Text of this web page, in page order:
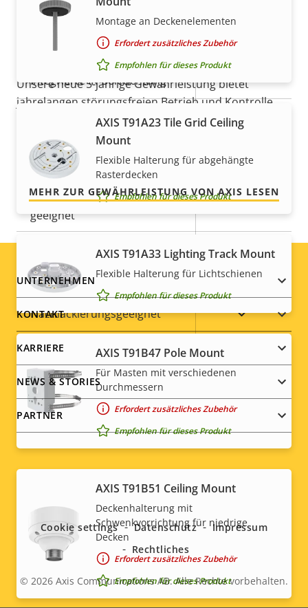
Eigentumsbeschreibung Eigentumswert
Remote-Fokus
Remote-Zoom
Integrierte IR-Beleuchtung Ja
Lokaler Speicher
(Speicherkarteneinschub)
Betriebstemperatur 0 to 50 °C
Für den Außenbereich
geeignet
–
Vandalismus-Schutzklasse -
IP-Schutzklasse IP42
Nachlackierungsgeeignet Ja
Nachhaltigkeit PVC free
Montage an Deckenelementen
Erfordert zusätzliches Zubehör
Empfohlen für dieses Produkt
AXIS T91A23 Tile Grid Ceiling
Mount
Flexible Halterung für abgehängte
Rasterdecken
Empfohlen für dieses Produkt
AXIS T91A33 Lighting Track Mount
Flexible Halterung für Lichtschienen
Empfohlen für dieses Produkt
AXIS T91B47 Pole Mount
Für Masten mit verschiedenen
Durchmessern
Erfordert zusätzliches Zubehör
Empfohlen für dieses Produkt
AXIS T91B51 Ceiling Mount
Deckenhalterung mit
Schwenkvorrichtung für niedrige
Decken
Erfordert zusätzliches Zubehör
Empfohlen für dieses Produkt
5-Jahres-Gewährleistung für
ein sicheres Gefühl
Unsere neue 5-jährige Gewährleistung bietet
jahrelangen störungsfreien Betrieb und Kontrolle
über Ihre Kosten. Es gibt keine Überraschungen im
Kleingedruckten – was wir versprechen, ist genau
das, was Sie bekommen.
MEHR ZUR GEWÄHRLEISTUNG VON AXIS LESEN
Footer
menu
UNTERNEHMEN
KONTAKT
KARRIERE
NEWS & STORIES
PARTNER
Social
menu
Legal
© 2026 Axis Communications AB. Alle Rechte vorbehalten.
Cookie settings Datenschutz
Impressum
Rechtliches